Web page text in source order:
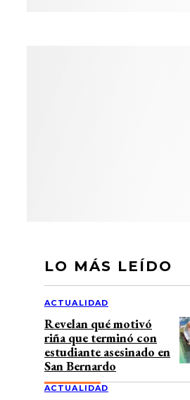
LO MÁS LEÍDO
ACTUALIDAD
Revelan qué motivó
riña que terminó con
estudiante asesinado en
San Bernardo
ACTUALIDAD